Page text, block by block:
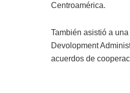
Centroamérica.
También asistió a
Devolopment
acuerdos de